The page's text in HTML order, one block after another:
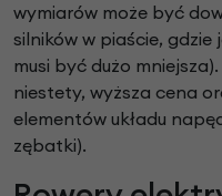
wymiarów może być
silników w piaście,
musi być dużo
niestety, wyższa cena
elementów układu
zębatki).